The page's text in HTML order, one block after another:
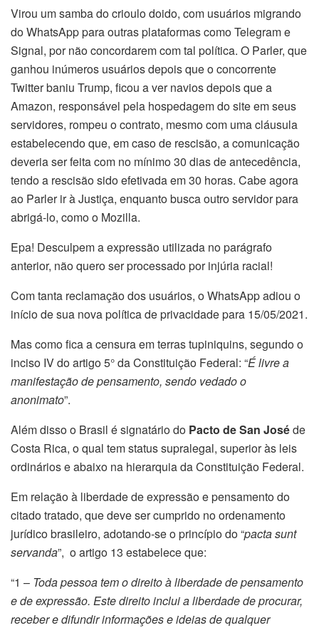
Virou um samba do crioulo doido, com usuários migrando
do WhatsApp para outras plataformas como Telegram e
Signal, por não concordarem com tal política. O Parler, que
ganhou inúmeros usuários depois que o concorrente
Twitter baniu Trump, ficou a ver navios depois que a
Amazon, responsável pela hospedagem do site em seus
servidores, rompeu o contrato, mesmo com uma cláusula
estabelecendo que, em caso de rescisão, a comunicação
deveria ser feita com no mínimo 30 dias de antecedência,
tendo a rescisão sido efetivada em 30 horas. Cabe agora
ao Parler ir à Justiça, enquanto busca outro servidor para
abrigá-lo, como o Mozilla.
Epa! Desculpem a expressão utilizada no parágrafo
anterior, não quero ser processado por injúria racial!
Com tanta reclamação dos usuários, o WhatsApp adiou o
início de sua nova política de privacidade para 15/05/2021.
Mas como fica a censura em terras tupiniquins, segundo o
inciso IV do artigo 5° da Constituição Federal: “É livre a
manifestação de pensamento, sendo vedado o
anonimato”.
Além disso o Brasil é signatário do Pacto de San Joséde
Costa Rica, o qual tem status supralegal, superior às leis
ordinários e abaixo na hierarquia da Constituição Federal.
Em relação à liberdade de expressão e pensamento do
citado tratado, que deve ser cumprido no ordenamento
jurídico brasileiro, adotando-se o princípio do “pacta sunt
servanda”, o artigo 13 estabelece que:
“1 – Toda pessoa tem o direito à liberdade de pensamento
e de expressão. Este direito inclui a liberdade de procurar,
receber e difundir informações e ideias de qualquer